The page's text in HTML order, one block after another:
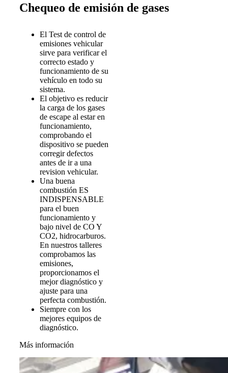
Chequeo de emisión de gases
El Test de control de
emisiones vehicular
sirve para verificar el
correcto estado y
funcionamiento de su
vehículo en todo su
sistema.
El objetivo es reducir
la carga de los gases
de escape al estar en
funcionamiento,
comprobando el
dispositivo se pueden
corregir defectos
antes de ir a una
revision vehicular.
Una buena
combustión ES
INDISPENSABLE
para el buen
funcionamiento y
bajo nivel de CO Y
CO2, hidrocarburos.
En nuestros talleres
comprobamos las
emisiones,
proporcionamos el
mejor diagnóstico y
ajuste para una
perfecta combustión.
Siempre con los
mejores equipos de
diagnóstico.
Más información